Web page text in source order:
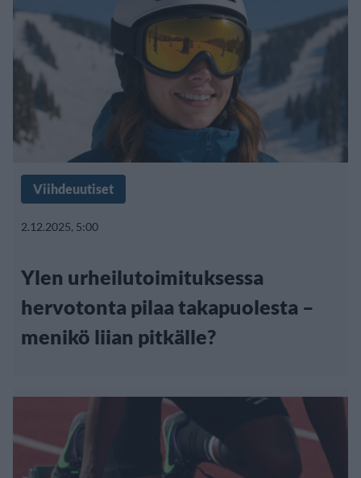
Viihdeuutiset
2.12.2025, 5:00
Ylen urheilutoimituksessa
hervotonta pilaa takapuolesta –
menikö liian pitkälle?